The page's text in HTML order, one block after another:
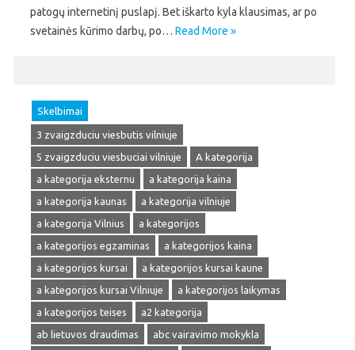
patogų internetinį puslapį. Bet iškarto kyla klausimas, ar po
svetainės kūrimo darbų, po… Read More »
Skelbimai
3 zvaigzduciu viesbutis vilniuje
5 zvaigzduciu viesbuciai vilniuje
A kategorija
a kategorija eksternu
a kategorija kaina
a kategorija kaunas
a kategorija vilniuje
a kategorija Vilnius
a kategorijos
a kategorijos egzaminas
a kategorijos kaina
a kategorijos kursai
a kategorijos kursai kaune
a kategorijos kursai Vilniuje
a kategorijos laikymas
a kategorijos teises
a2 kategorija
ab lietuvos draudimas
abc vairavimo mokykla